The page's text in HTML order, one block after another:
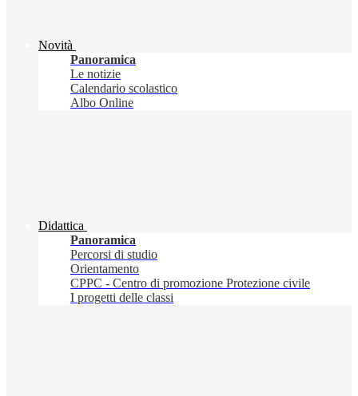
Novità
Panoramica
Le notizie
Calendario scolastico
Albo Online
Didattica
Panoramica
Percorsi di studio
Orientamento
CPPC - Centro di promozione Protezione civile
I progetti delle classi